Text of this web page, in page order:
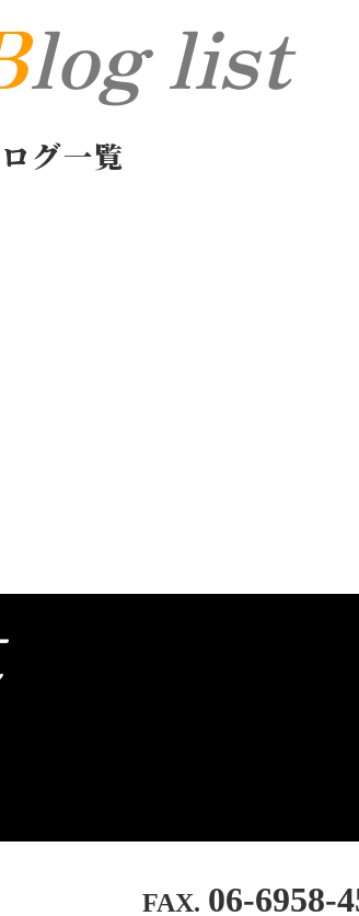
Blog list
グ一覧
06-6958-